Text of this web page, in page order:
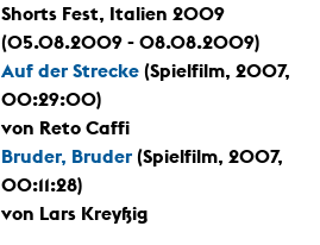
Shorts Fest, Italien 2009
(05.08.2009 - 08.08.2009)
Auf der Strecke (Spielfilm, 2007,
00:29:00)
von Reto Caffi
Bruder, Bruder (Spielfilm, 2007,
00:11:28)
von Lars Kreyßig